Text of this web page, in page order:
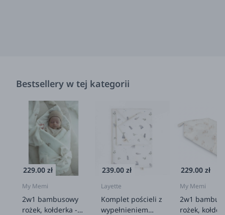
Bestsellery w tej kategorii
229.00 zł
My Memi
2w1 bambusowy
rożek, kołderka -
239.00 zł
Layette
Komplet pościeli z
wypełnieniem
229.00 zł
My Memi
2w1
rożek,